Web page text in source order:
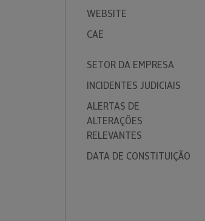
WEBSITE
CAE
SETOR DA EMPRESA
INCIDENTES JUDICIAIS
ALERTAS DE
ALTERAÇÕES
RELEVANTES
DATA DE CONSTITUIÇÃO